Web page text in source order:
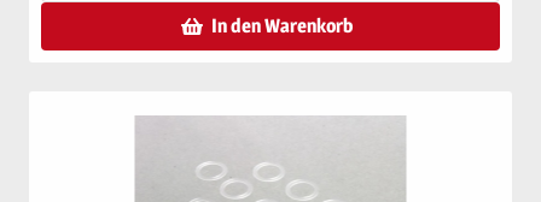
In den Warenkorb